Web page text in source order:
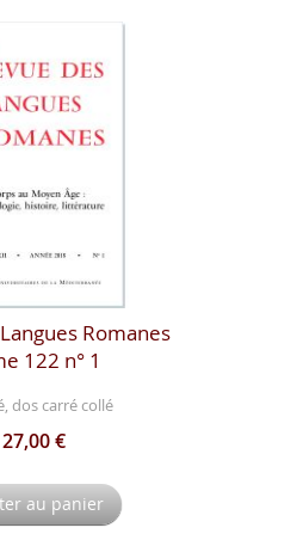
Romanes
122 n° 1
dos carré collé
27,00 €
au panier